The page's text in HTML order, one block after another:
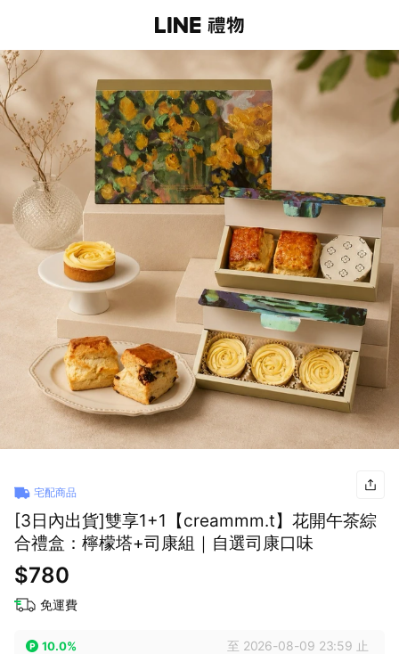
宅配商品
[3日內出貨]雙享1+1【creammm.t】花開午茶綜
合禮盒：檸檬塔+司康組｜自選司康口味
$780
免運費
10.0% 至 2026-08-09 23:59 止